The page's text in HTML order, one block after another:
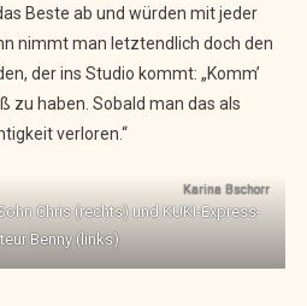
Beste ab und würden mit jeder
nimmt man letztendlich doch den
der ins Studio kommt: „Komm’
zu haben. Sobald man das als
verloren.“
Karina Bschorr
Chris (rechts) und KUKI-Express-
Benny (links)